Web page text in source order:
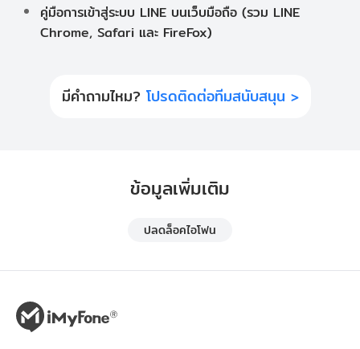
คู่มือการเข้าสู่ระบบ LINE บนเว็บมือถือ (รวม LINE
Chrome, Safari และ FireFox)
มีคำถามไหม? โปรดติดต่อทีมสนับสนุน >
ข้อมูลเพิ่มเติม
ปลดล็อคไอโฟน